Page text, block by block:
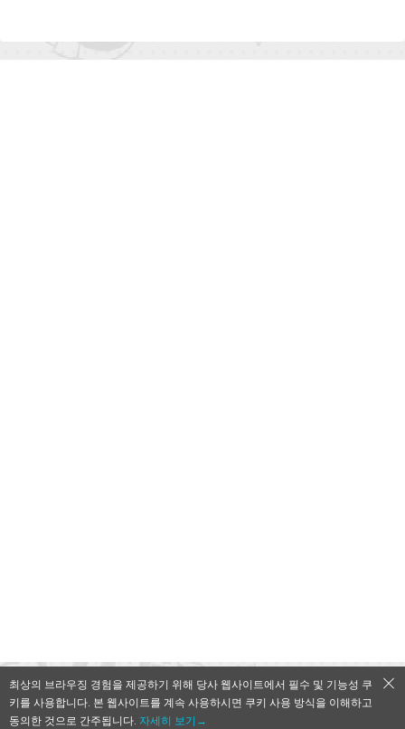
QooApp Limited © 2026
최상의 브라우징 경험을 제공하기 위해 당사 웹사이트에서 필수 및 기능성 쿠
키를 사용합니다. 본 웹사이트를 계속 사용하시면 쿠키 사용 방식을 이해하고
동의한 것으로 간주됩니다. 자세히 보기→